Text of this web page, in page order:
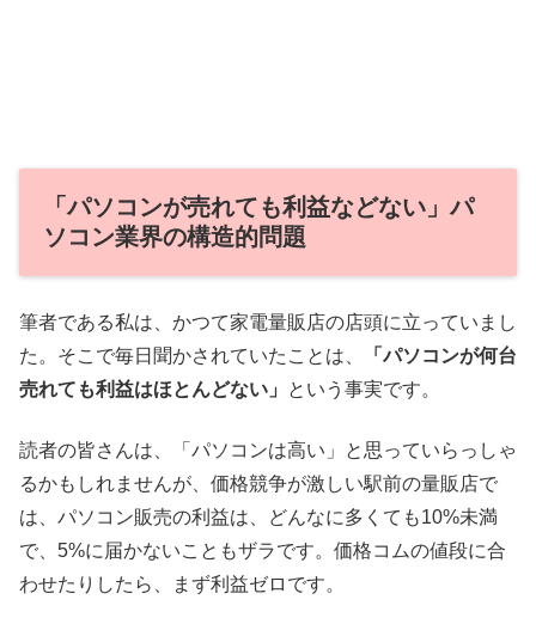
「パソコンが売れても利益などない」パ
ソコン業界の構造的問題
筆者である私は、かつて家電量販店の店頭に立っていまし
た。そこで毎日聞かされていたことは、
「パソコンが何台
売れても利益はほとんどない」
という事実です。
読者の皆さんは、「パソコンは高い」と思っていらっしゃ
るかもしれませんが、価格競争が激しい駅前の量販店で
は、パソコン販売の利益は、どんなに多くても10%未満
で、5%に届かないこともザラです。価格コムの値段に合
わせたりしたら、まず利益ゼロです。